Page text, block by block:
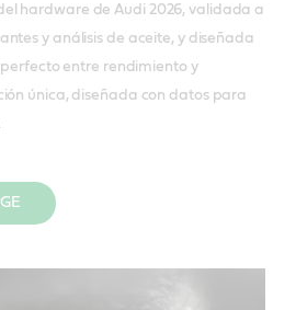
hardware de Audi 2026, validada a
y análisis de aceite, y diseñada
entre rendimiento y
única, diseñada con datos para